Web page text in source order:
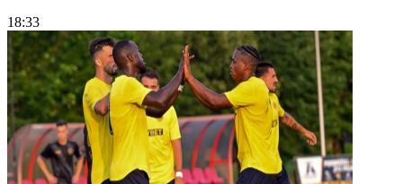
18:33